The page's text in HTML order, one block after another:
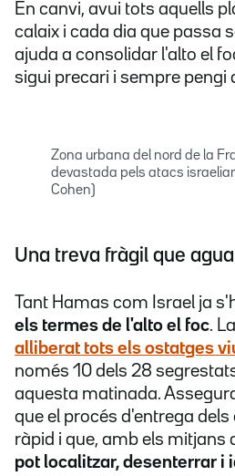
En canvi, avui tots aquells
calaix i cada dia que passa
ajuda a consolidar l'alto el
sigui precari i sempre pengi
Zona urbana del nord de la
devastada pels atacs
Cohen)
Una treva fràgil que
Tant Hamas com Israel ja
els termes de l'alto el foc.
alliberat tots els ostatges
només 10 dels 28
aquesta matinada.
que el procés d'entrega
ràpid i que, amb els mitjans
pot localitzar, desenterrar i